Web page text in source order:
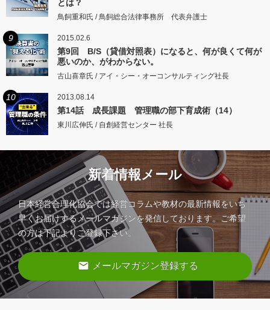
とは？
鳥飼重和氏 / 鳥飼総合法律事務所 代表弁護士
9 2015.02.6
第9回 B/S（貸借対照表）になると、何が良くて何が
悪いのか、がわからない。
古山喜章氏 / アイ・シー・オーコンサルティング社長
10 2013.08.14
第14話 成長課題 管理職の部下育成術（14）
東川広伸氏 / 自創経営センター 社長
新着情報メール
日本経営合理化協会では経営コラムや教材の最新情報をいち
早くお届けするメールマガジンを発信しております。ご希望
の方は下記よりご登録下さい。
email メールマガジン登録する